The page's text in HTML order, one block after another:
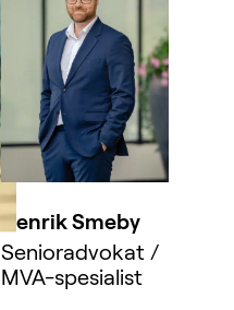
Henrik Smeby
Senioradvokat /
MVA-spesialist